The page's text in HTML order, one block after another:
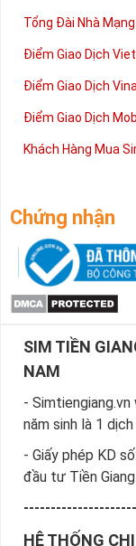
Tổng Đài Nhà Mạng
Điểm Giao Dịch
Điểm Giao Dịch
Điểm Giao Dịch
Khách Hàng Mua
Chứng nhận
SIM TIỀN
NAM
-
năm sinh là 1
- Giấy phép KD số:
đầu tư Tiền
HỆ THỐNG